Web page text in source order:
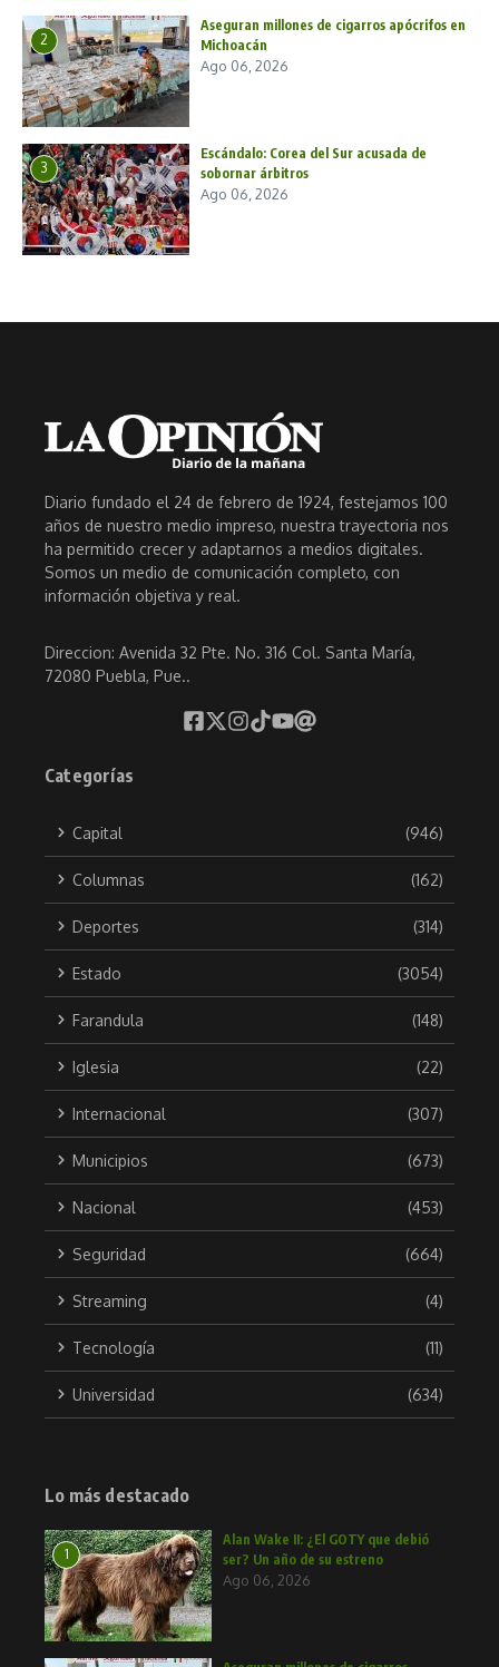
2
Aseguran millones de cigarros apócrifos en
Michoacán
Ago 06, 2026
3
Escándalo: Corea del Sur acusada de
sobornar árbitros
Ago 06, 2026
Diario fundado el 24 de febrero de 1924, festejamos 100
años de nuestro medio impreso, nuestra trayectoria nos
ha permitido crecer y adaptarnos a medios digitales.
Somos un medio de comunicación completo, con
información objetiva y real.
Direccion: Avenida 32 Pte. No. 316 Col. Santa María,
72080 Puebla, Pue..
Categorías
Capital (946)
Columnas (162)
Deportes (314)
Estado (3054)
Farandula (148)
Iglesia (22)
Internacional (307)
Municipios (673)
Nacional (453)
Seguridad (664)
Streaming (4)
Tecnología (11)
Universidad (634)
Lo más destacado
1
Alan Wake II: ¿El GOTY que debió
ser? Un año de su estreno
Ago 06, 2026